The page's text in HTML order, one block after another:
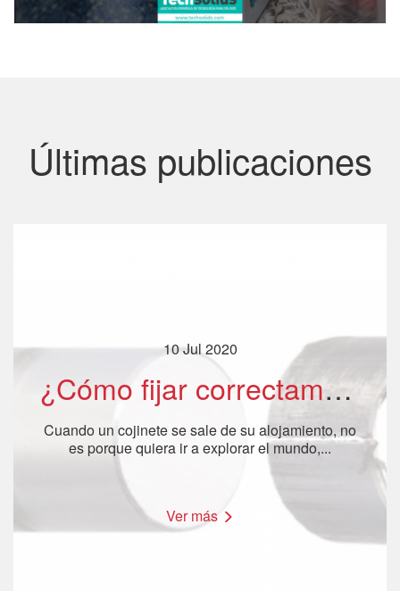
Últimas publicaciones
10 Jul 2020
¿Cómo fijar correctamente un cojinete? - Parte 1
Cuando un cojinete se sale de su alojamiento, no
es porque quiera ir a explorar el mundo,...
Ver más